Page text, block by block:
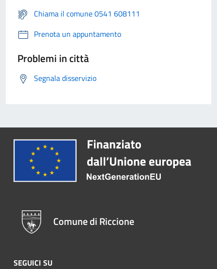
Chiama il comune 0541 608111
Prenota un appuntamento
Problemi in città
Segnala disservizio
Comune di Riccione
SEGUICI SU